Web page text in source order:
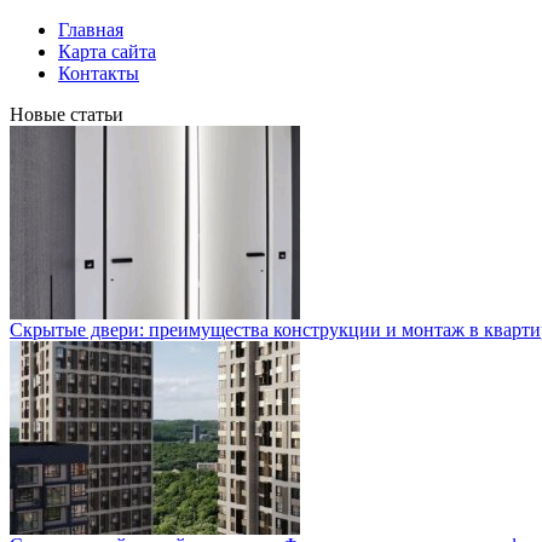
Главная
Карта сайта
Контакты
Новые статьи
Скрытые двери: преимущества конструкции и монтаж в